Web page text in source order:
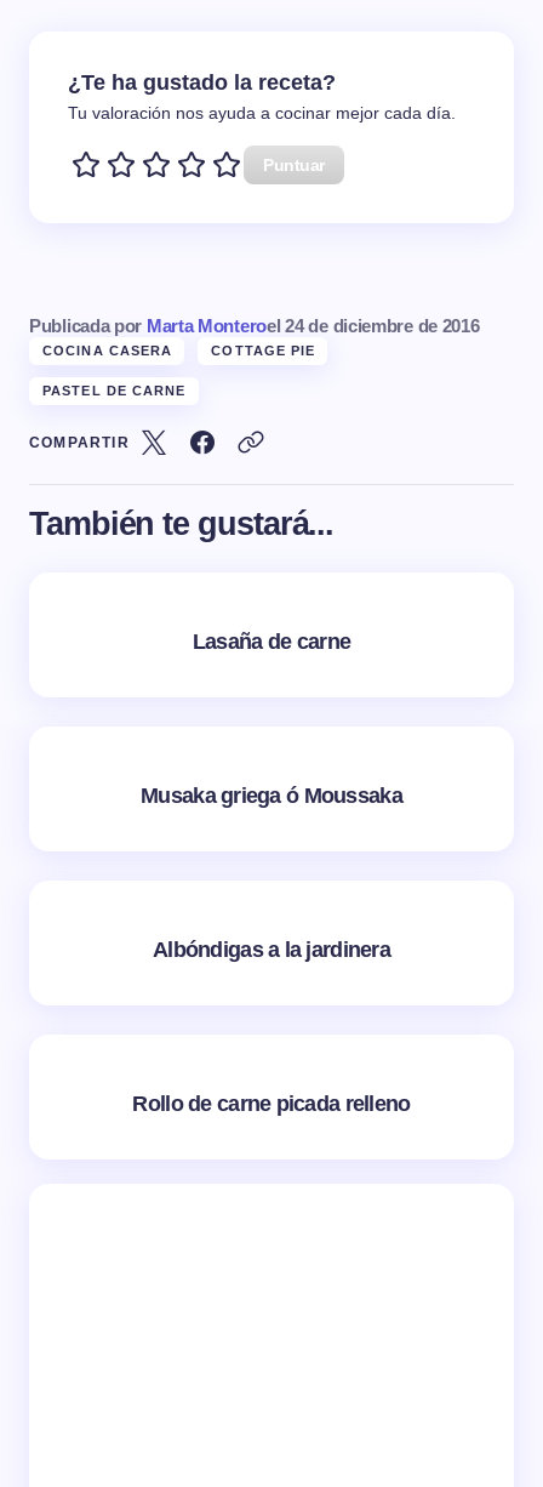
¿Te ha gustado la receta?
Tu valoración nos ayuda a cocinar mejor cada día.
Puntuar
Publicada por Marta Monteroel 24 de diciembre de 2016
COCINA CASERA COTTAGE PIE
PASTEL DE CARNE
COMPARTIR
También te gustará...
Lasaña de carne
Musaka griega ó Moussaka
Albóndigas a la jardinera
Rollo de carne picada relleno